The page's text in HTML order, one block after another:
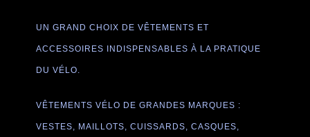
UN GRAND CHOIX DE VÊTEMENTS ET
ACCESSOIRES INDISPENSABLES À LA PRATIQUE
DU VÉLO.
VÊTEMENTS VÉLO DE GRANDES MARQUES :
VESTES, MAILLOTS, CUISSARDS, CASQUES,